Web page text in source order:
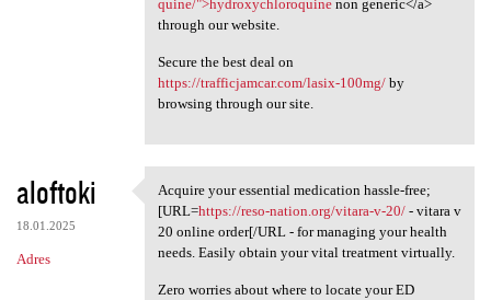
quine/">hydroxychloroquinenon generic</a>
through our website.
Secure the best deal on
https://trafficjamcar.com/lasix-100mg/by
browsing through our site.
aloftoki
18.01.2025
Adres
Acquire your essential
Acquire your essential medication hassle-free;
[URL=https://reso-nation.org/vitara-v-20/- vitara v
20 online order[/URL - for managing your health
needs. Easily obtain your vital treatment virtually.
Zero worries about where to locate your ED